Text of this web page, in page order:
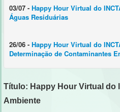
03/07 - Happy Hour Virtual do
Águas Residuárias
26/06 - Happy Hour Virtual do
Determinação de Contaminantes
Título: Happy Hour Virtual do
Ambiente